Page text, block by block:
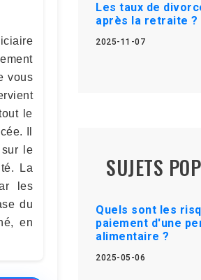
vous
le
Il
sur le
La
les
du
en
Les taux de
après la retraite ?
2025-11-07
SUJETS
Quels sont les
paiement d'une
alimentaire ?
2025-05-06